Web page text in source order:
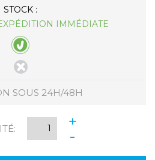
STOCK :
IMMÉDIATE
SOUS 24H/48H
+
-